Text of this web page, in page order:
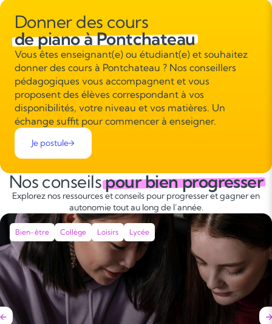
Donner des cours
de piano à Pontchateau
Vous êtes enseignant(e) ou étudiant(e) et souhaitez
donner des cours à Pontchateau ? Nos conseillers
pédagogiques vous accompagnent et vous
proposent des élèves correspondant à vos
disponibilités, votre niveau et vos matières. Un
échange suffit pour commencer à enseigner.
Je postule
Nos conseilspour bien progresser
Explorez nos ressources et conseils pour progresser et gagner en
autonomie tout au long de l’année.
Bien-être Collège Loisirs Lycée